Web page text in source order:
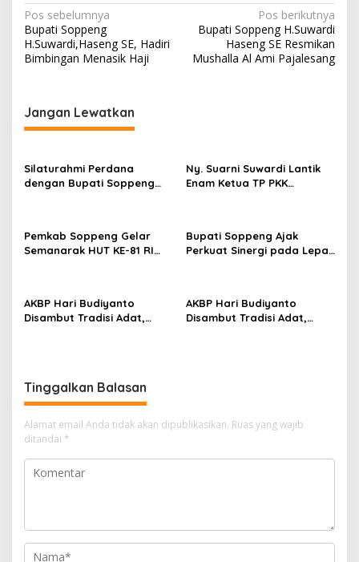
N
a
v
g
a
i
s
Pos sebelumnya
Bupati Soppeng
H.Suwardi,Haseng SE, Hadiri
Bimbingan Menasik Haji
Pos berikutnya
Bupati Soppeng H.Suwardi
Haseng SE Resmikan
Mushalla Al Ami Pajalesang
Jangan Lewatkan
Silaturahmi Perdana
dengan Bupati Soppeng
Ny. Suarni Suwardi Lantik
Enam Ketua TP PKK
Pemkab Soppeng Gelar
Semanarak HUT KE-81 RI
Bupati Soppeng Ajak
Perkuat Sinergi pada Lepas
AKBP Hari Budiyanto
Disambut Tradisi Adat,
AKBP Hari Budiyanto
Disambut Tradisi Adat,
Tinggalkan Balasan
Alamat email Anda tidak akan dipublikasikan. Ruas yang wajib
ditandai *